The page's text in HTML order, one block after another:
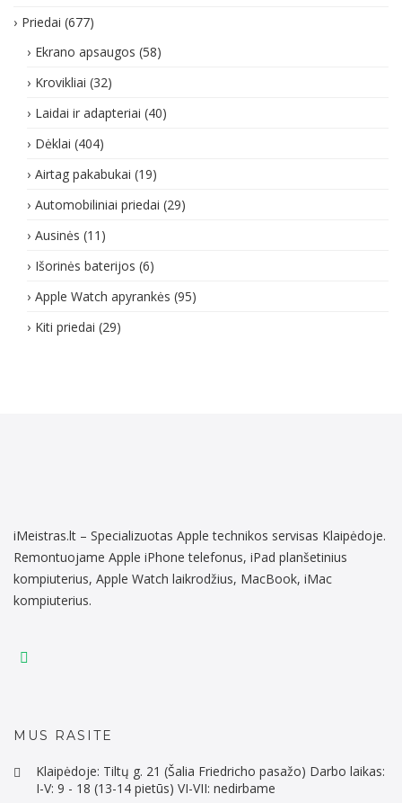
Priedai (677)
Ekrano apsaugos (58)
Krovikliai (32)
Laidai ir adapteriai (40)
Dėklai (404)
Airtag pakabukai (19)
Automobiliniai priedai (29)
Ausinės (11)
Išorinės baterijos (6)
Apple Watch apyrankės (95)
Kiti priedai (29)
iMeistras.lt – Specializuotas Apple technikos servisas Klaipėdoje.
Remontuojame Apple iPhone telefonus, iPad planšetinius
kompiuterius, Apple Watch laikrodžius, MacBook, iMac
kompiuterius.
MUS RASITE
Klaipėdoje: Tiltų g. 21 (Šalia Friedricho pasažo) Darbo laikas:
I-V: 9 - 18 (13-14 pietūs) VI-VII: nedirbame